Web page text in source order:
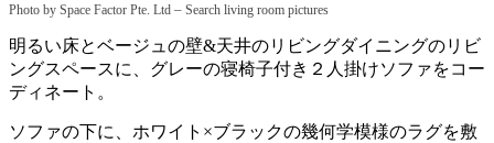
Photo by Space Factor Pte. Ltd – Search living room pictures
明るい床とベージュの壁&天井のリビングダイニングのリビ
ングスペースに、グレーの寝椅子付き２人掛けソファをコー
ディネート。
ソファの下に、ホワイト×ブラックの幾何学模様のラグを敷